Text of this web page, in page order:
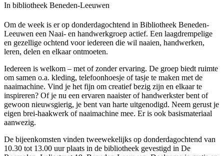
In bibliotheek Beneden-Leeuwen
Om de week is er op donderdagochtend in Bibliotheek Beneden-
Leeuwen een Naai- en handwerkgroep actief. Een laagdrempelige
en gezellige ochtend voor iedereen die wil naaien, handwerken,
leren, delen en elkaar ontmoeten.
Iedereen is welkom – met of zonder ervaring. De groep biedt ruimte
om samen o.a. kleding, telefoonhoesje of tasje te maken met de
naaimachine. Vind je het fijn om creatief bezig zijn en elkaar te
inspireren? Of je nu een ervaren naaister of handwerkster bent of
gewoon nieuwsgierig, je bent van harte uitgenodigd. Neem gerust je
eigen brei-haakwerk of naaimachine mee. Er is ook basismateriaal
aanwezig.
De bijeenkomsten vinden tweewekelijks op donderdagochtend van
10.30 tot 13.00 uur plaats in de bibliotheek gevestigd in De